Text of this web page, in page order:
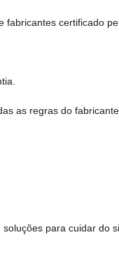
fabricantes certificado
as regras do
para cuidar do